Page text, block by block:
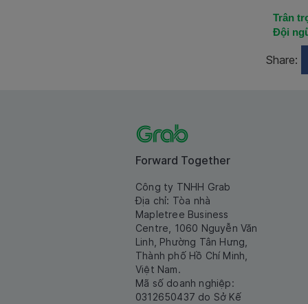
Trân
Đội
Share:
Forward Together
Công ty TNHH Grab
Địa chỉ: Tòa nhà
Mapletree Business
Centre, 1060 Nguyễn Văn
Linh, Phường Tân Hưng,
Thành phố Hồ Chí Minh,
Việt Nam.
Mã số doanh nghiệp:
0312650437 do Sở Kế